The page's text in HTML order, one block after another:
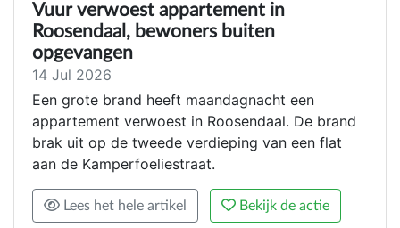
Vuur verwoest appartement in
Roosendaal, bewoners buiten
opgevangen
14 Jul 2026
Een grote brand heeft maandagnacht een
appartement verwoest in Roosendaal. De brand
brak uit op de tweede verdieping van een flat
aan de Kamperfoeliestraat.
Lees het hele artikel Bekijk de actie